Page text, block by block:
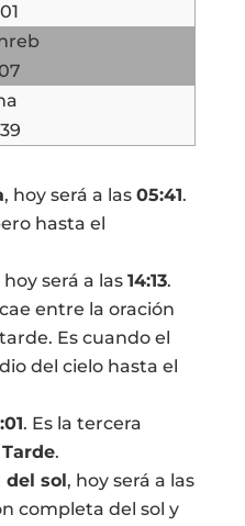
, hoy será a las 05:41.
hasta el
hoy será a las 14:13.
entre la oración
Es cuando el
del cielo hasta el
. Es la tercera
Tarde.
del sol, hoy será a las
completa del sol y